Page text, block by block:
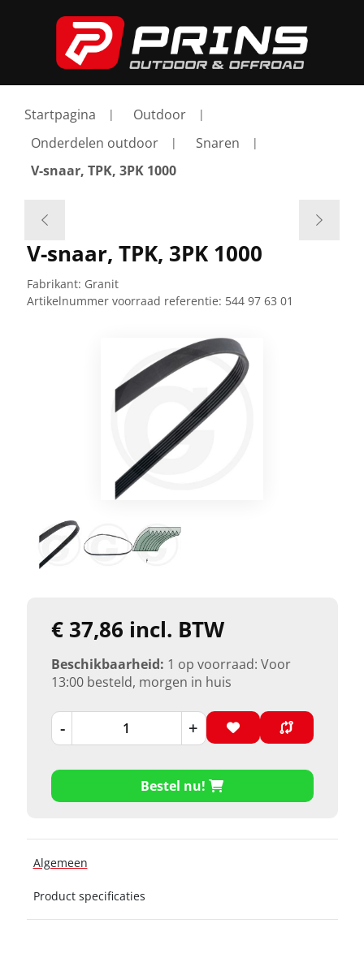
Startpagina
Outdoor
Onderdelen outdoor
Snaren
V-snaar, TPK, 3PK 1000
V-snaar, TPK, 3PK 1000
Fabrikant: Granit
Artikelnummer voorraad referentie: 544 97 63 01
€ 37,86 incl. BTW
Beschikbaarheid: 1 op voorraad: Voor
13:00 besteld, morgen in huis
- +
Bestel nu!
Algemeen
Product specificaties